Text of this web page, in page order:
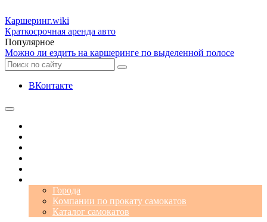
Каршеринг.wiki
Краткосрочная аренда авто
Популярное
Можно ли ездить на каршеринге по выделенной полосе
ВКонтакте
Города
Компании по прокату самокатов
Каталог самокатов